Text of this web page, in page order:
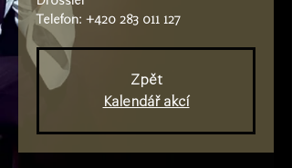
Telefon: +420 283 011 127
Zpět
Kalendář akcí